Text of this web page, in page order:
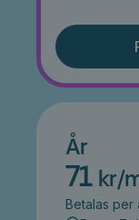
År
71 kr/
Betalas per